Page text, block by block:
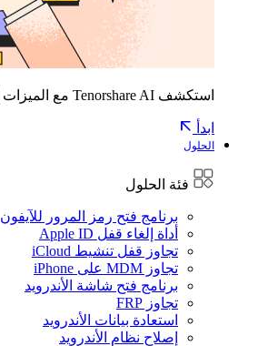
استكشف Tenorshare AI مع الميزات الجديدة المذهلة
ابدأ
الحلول
فئة الحلول
برنامج فتح رمز المرور للآيفون
أداة إلغاء قفل Apple ID
تجاوز قفل تنشيط iCloud
تجاوز MDM على iPhone
برنامج فتح شاشة الأندرويد
تجاوز FRP
استعادة بيانات الأندرويد
إصلاح نظام الأندرويد